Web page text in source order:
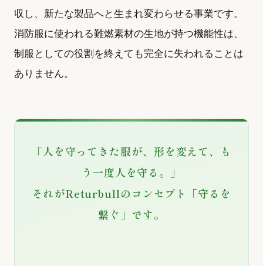
収し、新たな製品へと生まれ変わらせる事業です。
消防服に使われる難燃素材の生地が持つ機能性は、
制服としての役割を終えても完全に失われることは
ありません。
「人を守ってきた服が、形を変えて、も
う一度人を守る。」
それがReturbullのコンセプト「守るを
繋ぐ」です。